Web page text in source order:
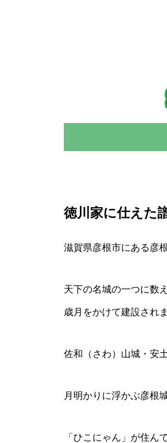
徳川家に仕えた
滋賀県彦根市にある彦
天下の名城の⼀つに数
歳⽉をかけて建設され
佐和（さわ）⼭城・安
⽉明かりに浮かぶ彦根
「ひこにゃん」が住ん